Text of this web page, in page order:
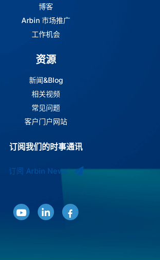
博客
Arbin 市场推广
工作机会
资源
新闻&Blog
相关视频
常见问题
客户门户网站
订阅我们的时事通讯
订阅 Arbin News